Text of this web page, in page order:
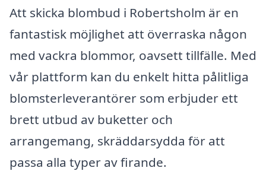
Att skicka blombud i Robertsholm är en
fantastisk möjlighet att överraska någon
med vackra blommor, oavsett tillfälle. Med
vår plattform kan du enkelt hitta pålitliga
blomsterleverantörer som erbjuder ett
brett utbud av buketter och
arrangemang, skräddarsydda för att
passa alla typer av firande.